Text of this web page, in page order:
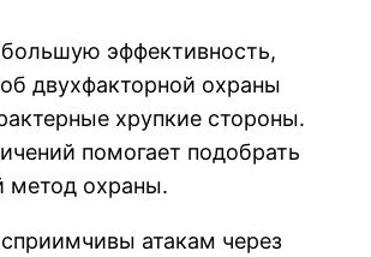
эффективность,
двухфакторной охраны
хрупкие стороны.
помогает подобрать
метод охраны.
атакам через